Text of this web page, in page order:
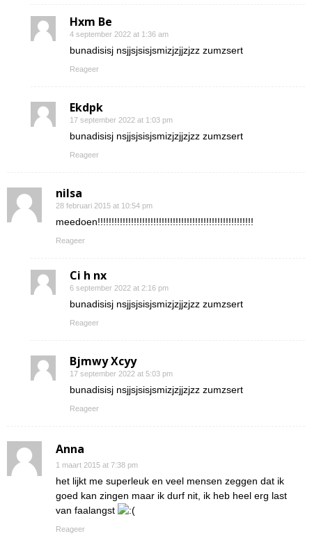
Hxm Be
4 september 2022 at 1:36 am
bunadisisj nsjjsjsisjsmizjzjjzjzz zumzsert
Reageer
Ekdpk
17 september 2022 at 1:03 pm
bunadisisj nsjjsjsisjsmizjzjjzjzz zumzsert
Reageer
nilsa
28 februari 2015 at 10:54 pm
meedoen!!!!!!!!!!!!!!!!!!!!!!!!!!!!!!!!!!!!!!!!!!!!!!!!!!!!!!!!
Reageer
Ci h nx
6 september 2022 at 2:16 pm
bunadisisj nsjjsjsisjsmizjzjjzjzz zumzsert
Reageer
Bjmwy Xcyy
17 september 2022 at 5:03 pm
bunadisisj nsjjsjsisjsmizjzjjzjzz zumzsert
Reageer
Anna
1 maart 2015 at 7:38 pm
het lijkt me superleuk en veel mensen zeggen dat ik
goed kan zingen maar ik durf nit, ik heb heel erg last
van faalangst
Reageer